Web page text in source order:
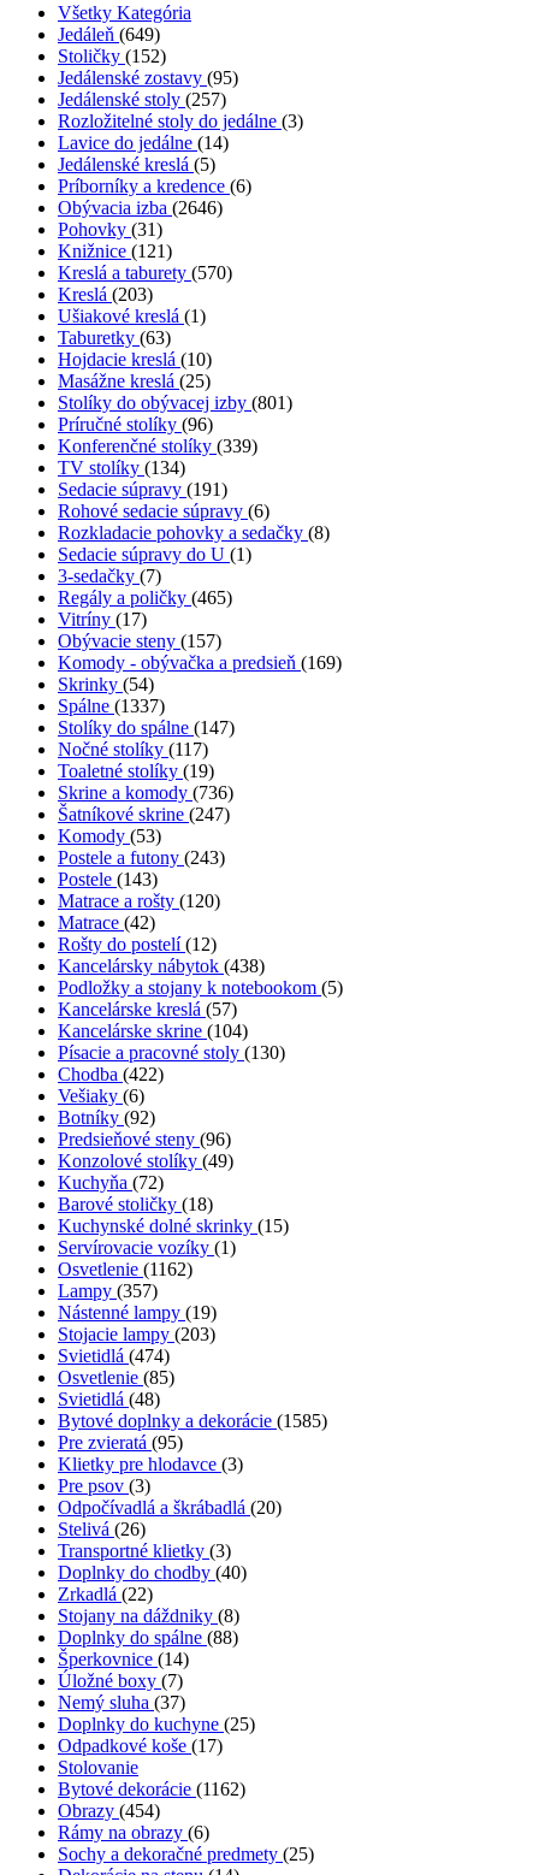
Všetky Kategória
Jedáleň (649)
Stoličky (152)
Jedálenské zostavy (95)
Jedálenské stoly (257)
Rozložitelné stoly do jedálne (3)
Lavice do jedálne (14)
Jedálenské kreslá (5)
Príborníky a kredence (6)
Obývacia izba (2646)
Pohovky (31)
Knižnice (121)
Kreslá a taburety (570)
Kreslá (203)
Ušiakové kreslá (1)
Taburetky (63)
Hojdacie kreslá (10)
Masážne kreslá (25)
Stolíky do obývacej izby (801)
Príručné stolíky (96)
Konferenčné stolíky (339)
TV stolíky (134)
Sedacie súpravy (191)
Rohové sedacie súpravy (6)
Rozkladacie pohovky a sedačky (8)
Sedacie súpravy do U (1)
3-sedačky (7)
Regály a poličky (465)
Vitríny (17)
Obývacie steny (157)
Komody - obývačka a predsieň (169)
Skrinky (54)
Spálne (1337)
Stolíky do spálne (147)
Nočné stolíky (117)
Toaletné stolíky (19)
Skrine a komody (736)
Šatníkové skrine (247)
Komody (53)
Postele a futony (243)
Postele (143)
Matrace a rošty (120)
Matrace (42)
Rošty do postelí(12)
Kancelársky nábytok (438)
Podložky a stojany k notebookom (5)
Kancelárske kreslá (57)
Kancelárske skrine (104)
Písacie a pracovné stoly (130)
Chodba (422)
Vešiaky (6)
Botníky (92)
Predsieňové steny (96)
Konzolové stolíky (49)
Kuchyňa (72)
Barové stoličky (18)
Kuchynské dolné skrinky (15)
Servírovacie vozíky (1)
Osvetlenie (1162)
Lampy (357)
Nástenné lampy (19)
Stojacie lampy (203)
Svietidlá (474)
Osvetlenie (85)
Svietidlá (48)
Bytové doplnky a dekorácie (1585)
Pre zvieratá (95)
Klietky pre hlodavce (3)
Pre psov (3)
Odpočívadlá a škrábadlá (20)
Stelivá (26)
Transportné klietky (3)
Doplnky do chodby (40)
Zrkadlá (22)
Stojany na dáždniky (8)
Doplnky do spálne (88)
Šperkovnice (14)
Úložné boxy (7)
Nemý sluha (37)
Doplnky do kuchyne (25)
Odpadkové koše (17)
Stolovanie
Bytové dekorácie (1162)
Obrazy (454)
Rámy na obrazy (6)
Sochy a dekoračné predmety (25)